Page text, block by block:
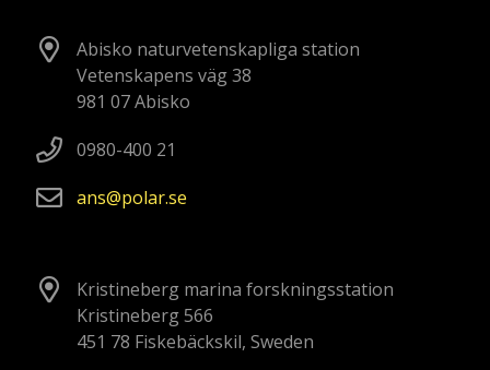
Abisko naturvetenskapliga station
Vetenskapens väg 38
981 07 Abisko
0980-400 21
ans
polarse
Kristineberg marina forskningsstation
Kristineberg 566
451 78 Fiskebäckskil, Sweden